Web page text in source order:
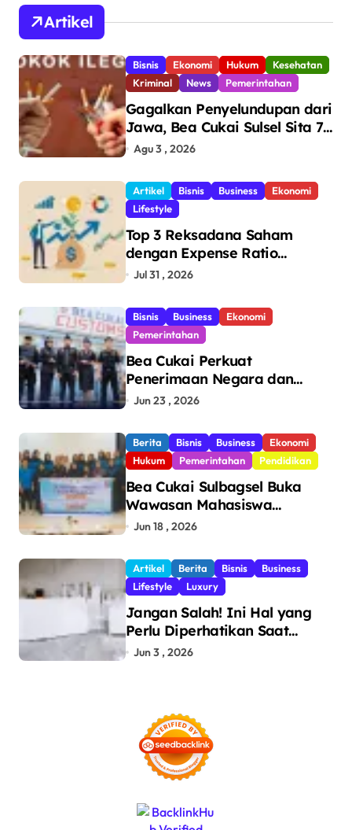
Artikel
Bisnis Ekonomi Hukum
Kesehatan
Kriminal
News Pemerintahan
Gagalkan Penyelundupan dari
Jawa, Bea Cukai Sulsel Sita 7,8
Juta Batang Rokok Ilegal
Makassar
Agu 3 , 2026
Artikel Bisnis Business
Ekonomi
Lifestyle
Top 3 Reksadana Saham
dengan Expense Ratio
Terendah
Jul 31 , 2026
Bisnis Business
Ekonomi
Pemerintahan
Bea Cukai Perkuat
Penerimaan Negara dan
Pengawasan, Setor Rp123,8
Jun 23 , 2026
Berita Bisnis Business
Ekonomi
Hukum
Pemerintahan Pendidikan
Bea Cukai Sulbagsel Buka
Wawasan Mahasiswa
Politeknik Bosowa tentang
dan Pencegahan Barang
Ilegal
Jun 18 , 2026
Artikel Berita Bisnis
Business
Lifestyle
Luxury
Jangan Salah! Ini Hal yang
Perlu Diperhatikan Saat
Pasang Big Slab
Jun 3 , 2026